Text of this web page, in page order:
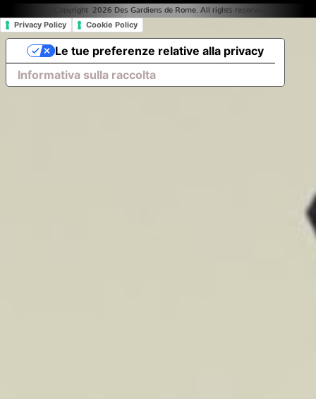
© Copyright 2026 Des Gardiens de Rome. All rights reserved. |
Privacy Policy Cookie Policy
Informativa sulla raccolta
Le tue preferenze relative alla privacy